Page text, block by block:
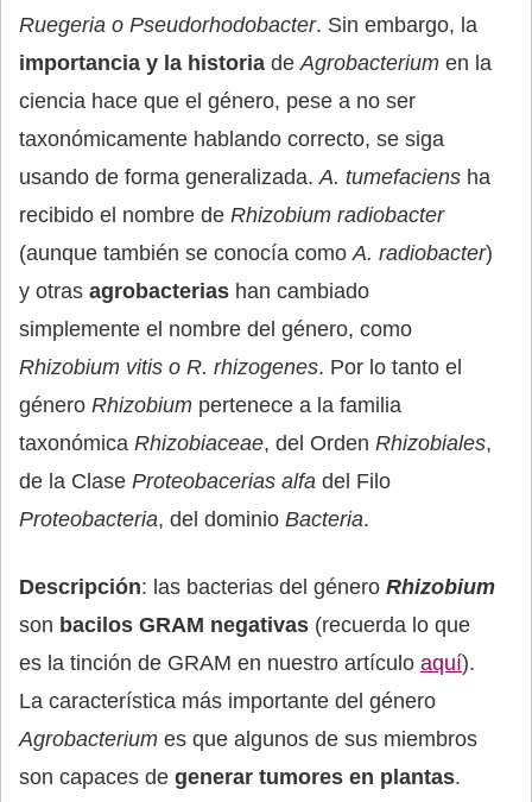
Ruegeria o Pseudorhodobacter. Sin embargo, la
importancia y la historia deAgrobacterium en la
ciencia hace que el género, pese a no ser
taxonómicamente hablando correcto, se siga
usando de forma generalizada.A. tumefaciens ha
recibido el nombre de Rhizobium radiobacter
(aunque también se conocía comoA. radiobacter)
y otras agrobacterias han cambiado
simplemente el nombre del género, como
Rhizobium vitis o R. rhizogenes. Por lo tanto el
género Rhizobium pertenece a la familia
taxonómica Rhizobiaceae, del Orden Rhizobiales,
de la Clase Proteobacerias alfa del Filo
Proteobacteria, del dominio Bacteria.
Descripción: las bacterias del género Rhizobium
son bacilos GRAM negativas (recuerda lo que
es la tinción de GRAM en nuestro artículo aquí).
La característica más importante del género
Agrobacterium es que algunos de sus miembros
son capaces de generar tumores en plantas.